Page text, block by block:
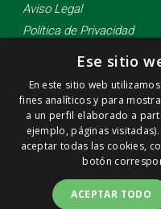
Aviso Legal
Política de Privacidad
Política de Cookies
© 2026 Consejo General de
Ese sitio
En este sitio web
fines analíticos y para
a un perfil elaborado a
ejemplo, páginas
aceptar todas las cookies,
botón
ACEPTAR TODO